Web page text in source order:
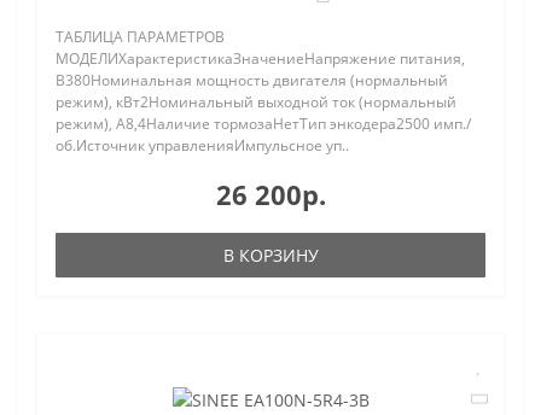
ТАБЛИЦА ПАРАМЕТРОВ
МОДЕЛИХарактеристикаЗначениеНапряжение питания,
В380Номинальная мощность двигателя (нормальный
режим), кВт2Номинальный выходной ток (нормальный
режим), A8,4Наличие тормозаНетТип энкодера2500 имп./
об.Источник управленияИмпульсное уп..
26 200р.
В КОРЗИНУ